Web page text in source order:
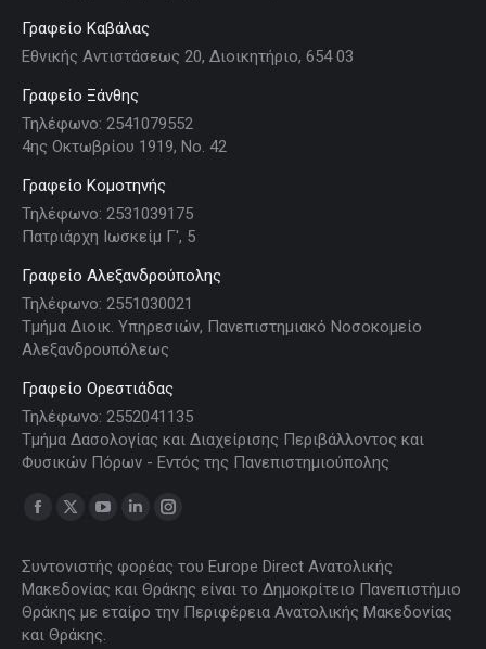
Γραφείο Καβάλας
Εθνικής Αντιστάσεως 20, Διοικητήριο, 654 03
Γραφείο Ξάνθης
Τηλέφωνο: 2541079552
4ης Οκτωβρίου 1919, Νο. 42
Γραφείο Κομοτηνής
Τηλέφωνο: 2531039175
Πατριάρχη Ιωσκείμ Γ', 5
Γραφείο Αλεξανδρούπολης
Τηλέφωνο: 2551030021
Τμήμα Διοικ. Υπηρεσιών, Πανεπιστημιακό Νοσοκομείο
Αλεξανδρουπόλεως
Γραφείο Ορεστιάδας
Τηλέφωνο: 2552041135
Τμήμα Δασολογίας και Διαχείρισης Περιβάλλοντος και
Φυσικών Πόρων - Εντός της Πανεπιστημιούπολης
Find us on:
Facebook
opens
in
new
X
opens
new
YouTube
opens
in
new
Linkedin
opens
Instagram
opens
Συντονιστής φορέας του Europe Direct Ανατολικής
Μακεδονίας και Θράκης είναι το Δημοκρίτειο Πανεπιστήμιο
Θράκης με εταίρο την Περιφέρεια Ανατολικής Μακεδονίας
και Θράκης.